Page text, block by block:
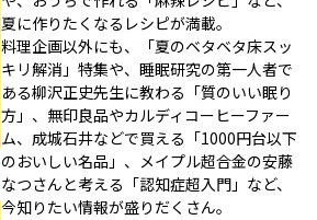
夏に作りたくなるレシピが満載。
料理企画以外にも、「夏のベタベタ床スッ
キリ解消」特集や、睡眠研究の第一人者で
ある柳沢正史先生に教わる「質のいい眠り
方」、無印良品やカルディコーヒーファー
ム、成城石井などで買える「1000円台以下
のおいしい名品」、メイプル超合金の安藤
なつさんと考える「認知症超入門」など、
今知りたい情報が盛りだくさん。